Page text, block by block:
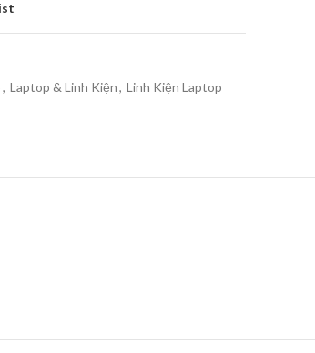
, Laptop & Linh Kiện, Linh Kiện Laptop